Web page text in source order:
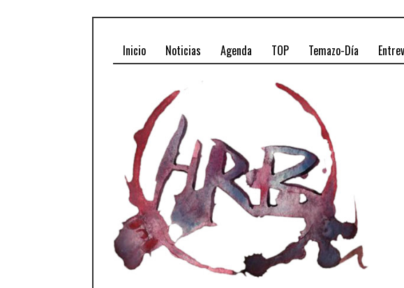
Inicio Noticias Agenda TOP Temazo-Día